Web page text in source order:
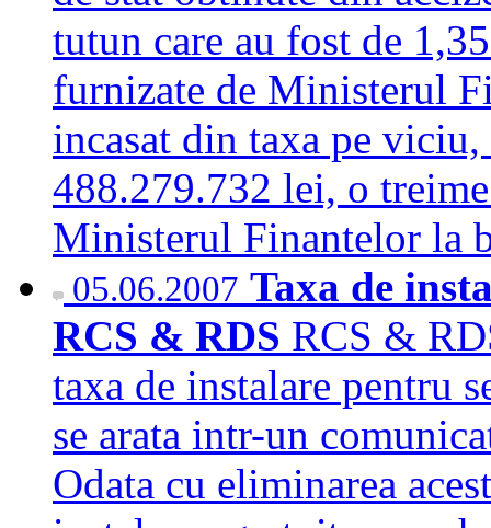
tutun care au fost de
furnizate de Ministerul
incasat din taxa pe
488.279.732 lei, o
Ministerul Finantelor la
05.06.2007 Taxa de
RCS & RDS RCS &
taxa de instalare pentru
se arata intr-un
Odata cu eliminarea